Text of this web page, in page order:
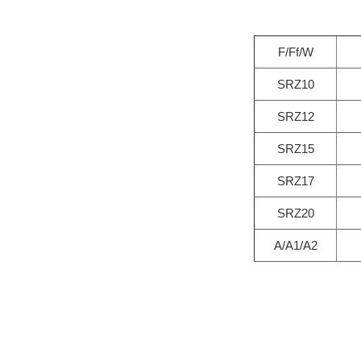
F/Ff/W
SRZ10
SRZ12
SRZ15
SRZ17
SRZ20
A/A1/A2